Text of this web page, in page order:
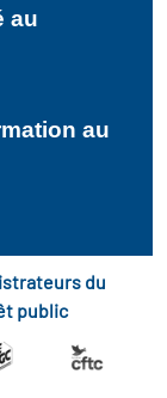
au
au
du
public